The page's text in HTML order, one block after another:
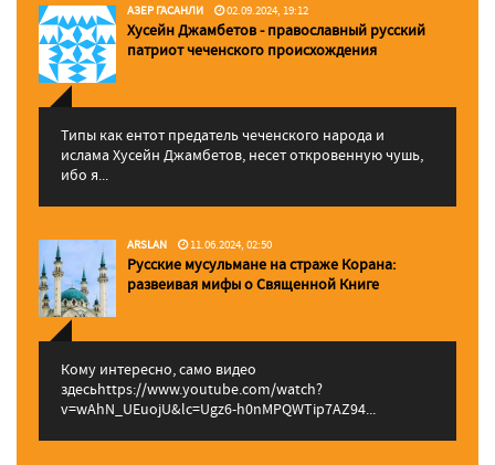
АЗЕР ГАСАНЛИ 02.09.2024, 19:12
Хусейн Джамбетов - православный русский
патриот чеченского происхождения
Типы как ентот предатель чеченского народа и
ислама Хусейн Джамбетов, несет откровенную чушь,
ибо я...
ARSLAN 11.06.2024, 02:50
Русские мусульмане на страже Корана:
pазвеивая мифы о Священной Книге
Кому интересно, само видео
здесьhttps://www.youtube.com/watch?
v=wAhN_UEuojU&lc=Ugz6-h0nMPQWTip7AZ94...